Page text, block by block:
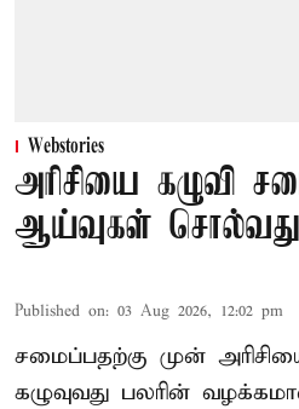
Webstories
அரிசியை கழுவி
ஆய்வுகள்
Published on: 03 Aug 2026, 12:02 pm
சமைப்பதற்கு முன்
கழுவுவது பலரின்